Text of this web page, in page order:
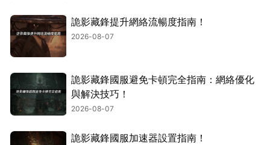
詭影藏鋒提升網絡流暢度指南！
2026-08-07
詭影藏鋒國服避免卡頓完全指南：網絡優化
與解決技巧！
2026-08-07
詭影藏鋒國服加速器設置指南！